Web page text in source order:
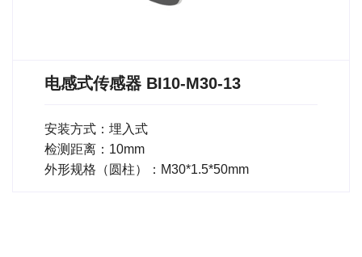
电感式传感器 BI10-M30-13
安装方式：埋入式
检测距离：10mm
外形规格（圆柱）：M30*1.5*50mm